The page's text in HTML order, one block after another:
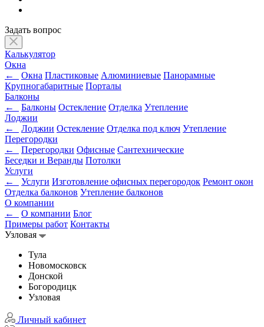
Задать вопрос
Калькулятор
Окна
←
Окна Пластиковые Алюминиевые Панорамные
Крупногабаритные Порталы
Балконы
←
Балконы Остекление Отделка Утепление
Лоджии
←
Лоджии Остекление Отделка под ключ Утепление
Перегородки
←
Перегородки Офисные Сантехнические
Беседки и Веранды Потолки
Услуги
←
Услуги Изготовление офисных перегородок Ремонт окон
Отделка балконов Утепление балконов
О компании
←
О компании Блог
Примеры работ Контакты
Узловая
Тула
Новомосковск
Донской
Богородицк
Узловая
Личный кабинет